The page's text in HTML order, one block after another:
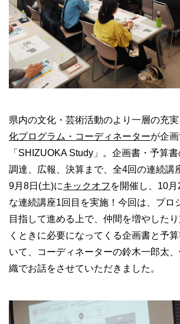
県内の文化・芸術活動のより一層の充実
化プログラム・コーディネーターが企
「SHIZUOKA Study」。企画書・予算
調達、広報、決算まで、全4回の連続講
9月8日(土)にキックオフ を開催し、10
な連続講座1回目を実施！今回は、プロ
目指して進める上で、仲間を増やした
くときに必要になってくる企画書と予
いて、コーディネーターの鈴木一郎太
織でお話をさせていただきました。